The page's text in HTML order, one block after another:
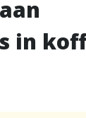
in